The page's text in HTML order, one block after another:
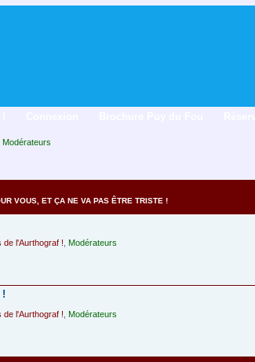
Modérateurs
VOUS, ET ÇA NE VA PAS ÊTRE TRISTE !
de l'Aurthograf ! Modérateurs
!
de l'Aurthograf ! Modérateurs